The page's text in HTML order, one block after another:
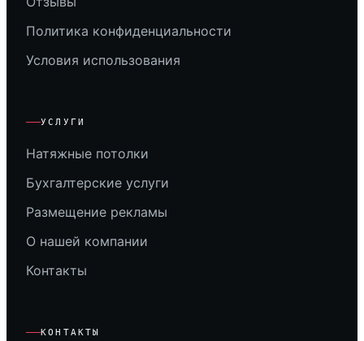
Политика конфиденциальности
Условия использования
УСЛУГИ
Натяжные потолки
Бухгалтерские услуги
Размещение рекламы
О нашей компании
Контакты
КОНТАКТЫ